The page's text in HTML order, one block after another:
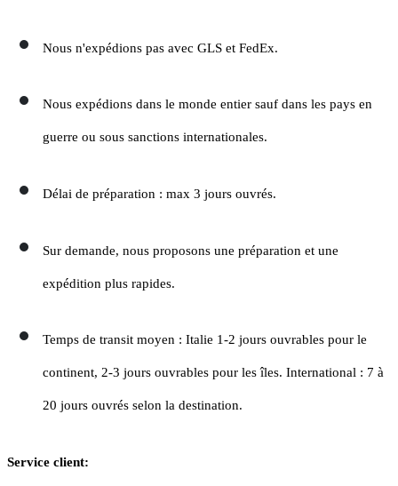
Nous n'expédions pas avec GLS et FedEx.
Nous expédions dans le monde entier sauf dans les pays en
guerre ou sous sanctions internationales.
Délai de préparation : max 3 jours ouvrés.
Sur demande, nous proposons une préparation et une
expédition plus rapides.
Temps de transit moyen : Italie 1-2 jours ouvrables pour le
continent, 2-3 jours ouvrables pour les îles. International : 7 à
20 jours ouvrés selon la destination.
Service client: